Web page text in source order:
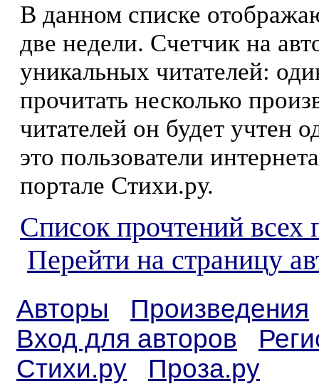
В данном списке
две недели. Счетчик на
уникальных читателей:
прочитать несколько
читателей он будет учтен
это пользователи
портале Стихи.ру.
Список прочтений всех
Перейти на страницу
Авторы
Произведения
Вход для авторов
Стихи.ру
Проза.ру